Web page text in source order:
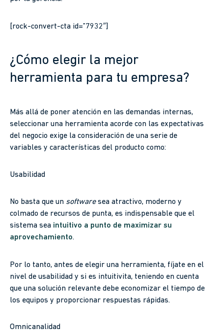
[rock-convert-cta id=”7932″]
¿Cómo elegir la mejor
herramienta para tu empresa?
Más allá de poner atención en las demandas internas,
seleccionar una herramienta acorde con las expectativas
del negocio exige la consideración de una serie de
variables y características del producto como:
Usabilidad
No basta que un softwaresea atractivo, moderno y
colmado de recursos de punta, es indispensable que el
sistema sea intuitivo a punto de maximizar su
aprovechamiento.
Por lo tanto, antes de elegir una herramienta, fíjate en el
nivel de usabilidad y si es intuitivita, teniendo en cuenta
que una solución relevante debe economizar el tiempo de
los equipos y proporcionar respuestas rápidas.
Omnicanalidad